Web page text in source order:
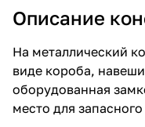
Описание
На металлический
виде короба,
оборудованная
место для